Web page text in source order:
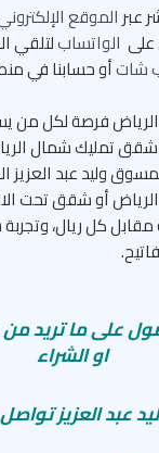
الموقع الإلكتروني.
الواتسابلتلقي
أو حسابنا في
فرصة لكل من
تمليك شمال
وليد عبد العزيز
أو شقق تحت
كل ريال، وتجربة
على ما تريد من
او الشراء
عبد العزيز